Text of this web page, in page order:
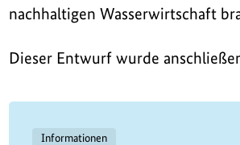
nachhaltigen Wasserwirtschaft
Dieser Entwurf wurde
Informationen